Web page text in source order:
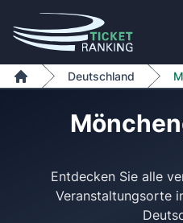
Zum Inhalt springen
Home
Deutschland
Entdecken Sie alle
Veranstaltungsorte